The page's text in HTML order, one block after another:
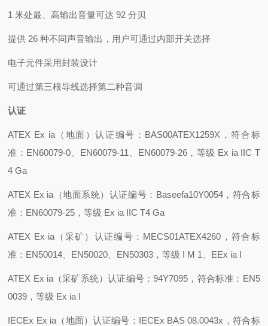
1 米处最、高输出音量可达 92 分贝
提供 26 种不同声音输出，用户可通过内部开关选择
电子元件采用封装设计
可通过第三根导线选择第二种音调
认证
ATEX Ex ia（地面）认证编号：BAS00ATEX1259X，符合标
准：EN60079-0、EN60079-11、EN60079-26，等级 Ex ia IIC T
4 Ga
ATEX Ex ia（地面系统）认证编号：Baseefa10Y0054，符合标
准：EN60079-25，等级 Ex ia IIC T4 Ga
ATEX Ex ia（采矿）认证编号：MECS01ATEX4260，符合标
准：EN50014、EN50020、EN50303，等级 I M 1、EEx ia I
ATEX Ex ia（采矿系统）认证编号：94Y7095，符合标准：EN5
0039，等级 Ex ia I
IECEx Ex ia（地面）认证编号：IECEx BAS 08.0043x，符合标